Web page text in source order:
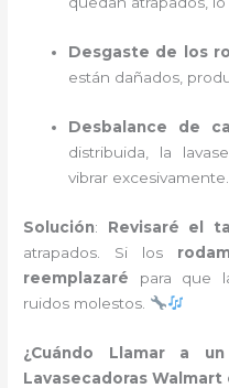
Desgaste de los
están dañados,
Desbalance de
distribuida, la
vibrar excesivamente.
Solución: Revisaré el
atrapados. Si los
reemplazaré para que
ruidos molestos.
¿Cuándo Llamar a
Lavasecadoras Walmart